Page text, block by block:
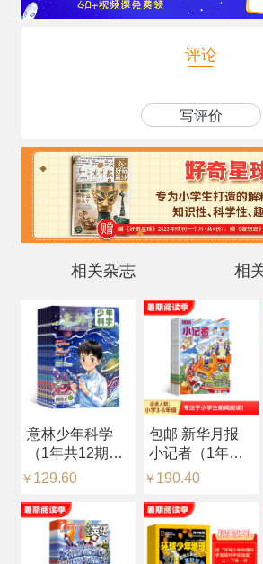
评论
写评价
相关杂志 相
意林少年科学
（1年共12期）
（杂志订阅）
￥ 129.60
包邮 新华月报
小记者（1年共
12期）（预约全
￥ 190.40